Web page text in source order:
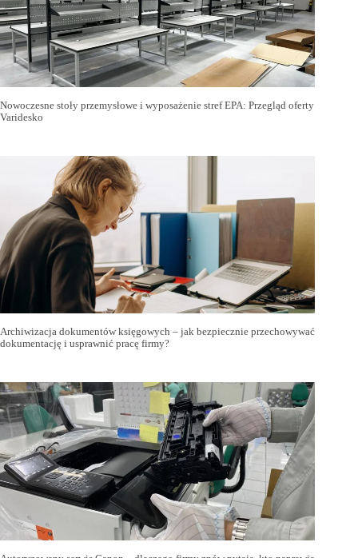
Nowoczesne stoły przemysłowe i wyposażenie stref EPA: Przegląd oferty
Varidesko
Archiwizacja dokumentów księgowych – jak bezpiecznie przechowywać
dokumentację i usprawnić pracę firmy?